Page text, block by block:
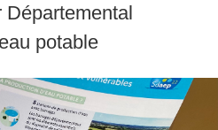
Départemental
potable